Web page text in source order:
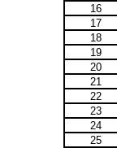
16
17
18
19
20
21
22
23
24
25